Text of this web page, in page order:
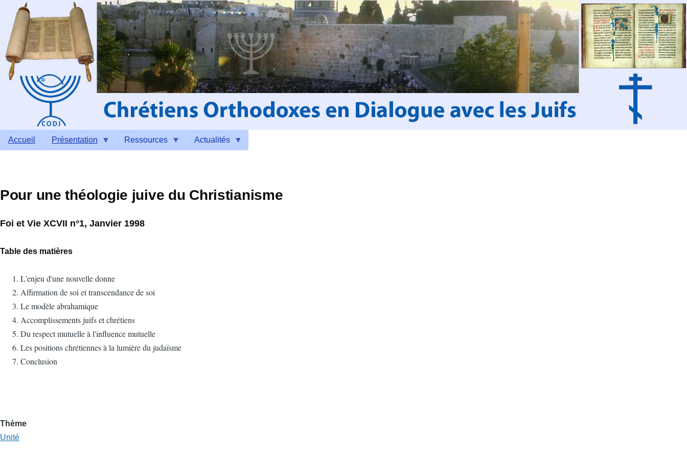
Aller au contenu principal
Accueil Présentation Ressources Actualités
Pour une théologie juive du Christianisme
Foi et Vie XCVII n°1, Janvier 1998
Table des matières
L'enjeu d'une nouvelle donne
Affirmation de soi et transcendance de soi
Le modèle abrahamique
Accomplissements juifs et chrétiens
Du respect mutuelle à l'influence mutuelle
Les positions chrétiennes à la lumière du judaïsme
Conclusion
Thème
Unité